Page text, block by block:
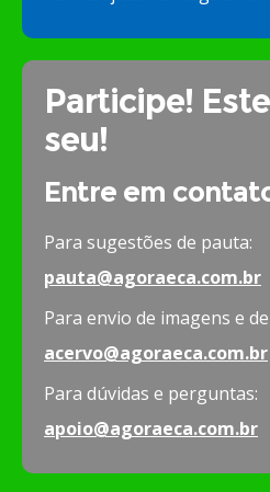
Participe!
seu!
Entre em
Para sugestões de pauta:
pauta@agoraeca.com.br
Para envio de imagens e
acervo@agoraeca.com.br
Para dúvidas e perguntas:
apoio@agoraeca.com.br